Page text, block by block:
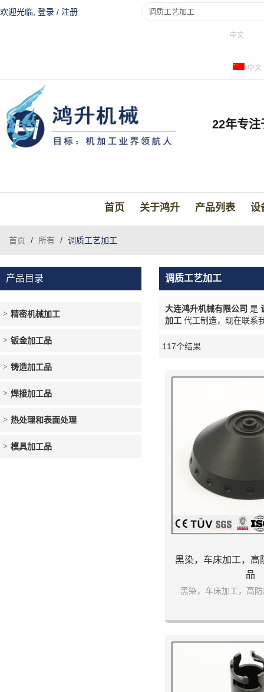
欢迎光临, 登录 / 注册
中文
中文
22年专注
首页 关于鸿升 产品列表 设
首页 / 所有 / 调质工艺加工
产品目录
精密机械加工
钣金加工品
铸造加工品
焊接加工品
热处理和表面处理
模具加工品
调质工艺加工
大连鸿升机械有限公司 是
加工 代工制造，现在联系
117个结果
黑染，车床加工，高
品
黑染，车床加工，高